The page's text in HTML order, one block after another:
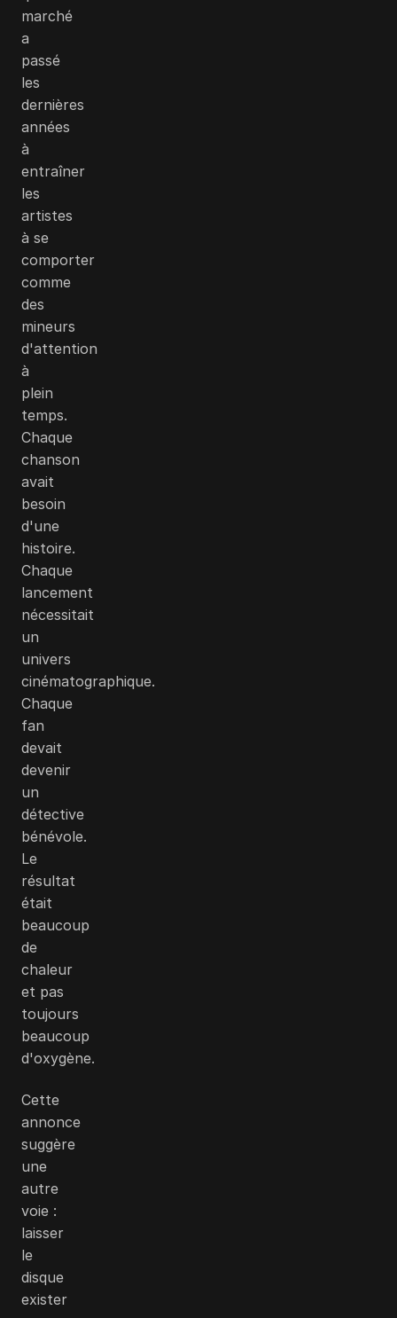
marché
a
passé
les
dernières
années
à
entraîner
les
artistes
à se
comporter
comme
des
mineurs
d'attention
à
plein
temps.
Chaque
chanson
avait
besoin
d'une
histoire.
Chaque
lancement
nécessitait
un
univers
cinématographique.
Chaque
fan
devait
devenir
un
détective
bénévole.
Le
résultat
était
beaucoup
de
chaleur
et pas
toujours
beaucoup
d'oxygène.
Cette
annonce
suggère
une
autre
voie :
laisser
le
disque
exister